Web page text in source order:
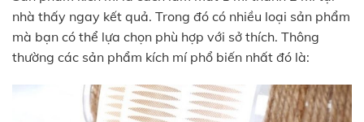
nhà thấy ngay kết quả. Trong đó có nhiều loại sản phẩm
mà bạn có thể lựa chọn phù hợp với sở thích. Thông
thường các sản phẩm kích mí phổ biến nhất đó là: